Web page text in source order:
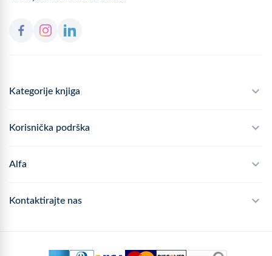
Kategorije knjiga
Školski program
Korisnička podrška
Često postavljana pitanja
Alfa
Politika privatnosti
Kontaktirajte nas